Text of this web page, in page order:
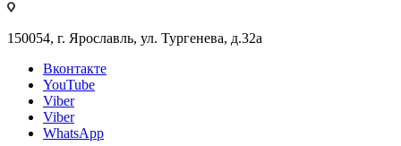
150054, г. Ярославль, ул. Тургенева, д.32а
Вконтакте
YouTube
Viber
Viber
WhatsApp